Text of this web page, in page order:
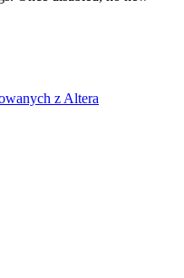
z Altera